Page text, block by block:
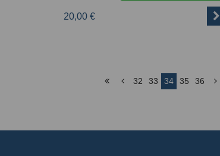
20,00 €
32 33 34 35 36